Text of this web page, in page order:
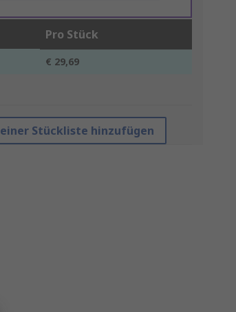
Pro Stück
€ 29,69
Stückliste hinzufügen